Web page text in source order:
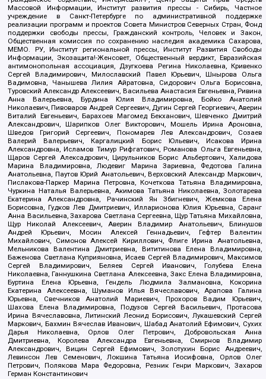
Массовой Информации, Институт развития прессы - Сибирь, Частное
учреждение в Санкт-Петербурге по административной поддержке
реализации программ и проектов Совета Министров Северных Стран, Фонд
поддержки свободы прессы, Гражданский контроль, Человек и Закон,
Общественная комиссия по сохранению наследия академика Сахарова,
МЕМО. РУ, Институт региональной прессы, Институт Развития Свободы
Информации, Экозащита!-Женсовет, Общественный вердикт, Евразийская
антимонопольная ассоциация, Дзугкоева Регина Николаевна, Кривенко
Сергей Владимирович, Милославский Павел Юрьевич, Шнырова Ольга
Вадимовна, Чанышева Лилия Айратовна, Сидорович Ольга Борисовна,
Туровский Александр Алексеевич, Васильева Анастасия Евгеньевна, Ривина
Анна Валерьевна, Бурдина Юлия Владимировна, Бойко Анатолий
Николаевич, Пивоваров Андрей Сергеевич, Дугин Сергей Георгиевич, Аверин
Виталий Евгеньевич, Барахоев Магомед Бекханович, Шевченко Дмитрий
Александрович, Шарипков Олег Викторович, Мошель Ирина Ароновна,
Шведов Григорий Сергеевич, Пономарев Лев Александрович, Созаев
Валерий Валерьевич, Каргалицкий Борис Юльевич, Исакова Ирина
Александровна, Исламов Тимур Рифгатович, Романова Ольга Евгеньевна,
Щаров Сергей Алексадрович, Цирульников Борис Альбертович, Халидова
Марина Владимировна, Людевиг Марина Зариевна, Федотова Галина
Анатольевна, Паутов Юрий Анатольевич, Верховский Александр Маркович,
Пислакова-Паркер Марина Петровна, Кочеткова Татьяна Владимировна,
Чуркина Наталья Валерьевна, Акимова Татьяна Николаевна, Золотарева
Екатерина Александровна, Рачинский Ян Збигневич, Жемкова Елена
Борисовна, Гудков Лев Дмитриевич, Илларионова Юлия Юрьевна, Саранг
Анна Васильевна, Захарова Светлана Сергеевна, Щур Татьяна Михайловна,
Щур Николай Алексеевич, Аверин Владимир Анатольевич, Блинушов
Андрей Юрьевич, Мосин Алексей Геннадьевич, Гефтер Валентин
Михайлович, Симонов Алексей Кириллович, Флиге Ирина Анатольевна,
Мельникова Валентина Дмитриевна, Вититинова Елена Владимировна,
Баженова Светлана Куприяновна, Исаев Сергей Владимирович, Максимов
Сергей Владимирович, Беляев Сергей Иванович, Голубева Елена
Николаевна, Ганнушкина Светлана Алексеевна, Закс Елена Владимировна,
Буртина Елена Юрьевна, Гендель Людмила Залмановна, Кокорина
Екатерина Алексеевна, Шуманов Илья Вячеславович, Арапова Галина
Юрьевна, Свечников Анатолий Мариевич, Прохоров Вадим Юрьевич,
Шахова Елена Владимировна, Подузов Сергей Васильевич, Протасова
Ирина Вячеславовна, Литинский Леонид Борисович, Лукашевский Сергей
Маркович, Бахмин Вячеслав Иванович, Шабад Анатолий Ефимович, Сухих
Дарья Николаевна, Орлов Олег Петрович, Добровольская Анна
Дмитриевна, Королева Александра Евгеньевна, Смирнов Владимир
Александрович, Вицин Сергей Ефимович, Золотухин Борис Андреевич,
Левинсон Лев Семенович, Локшина Татьяна Иосифовна, Орлов Олег
Петрович, Полякова Мара Федоровна, Резник Генри Маркович, Захаров
Герман Константинович